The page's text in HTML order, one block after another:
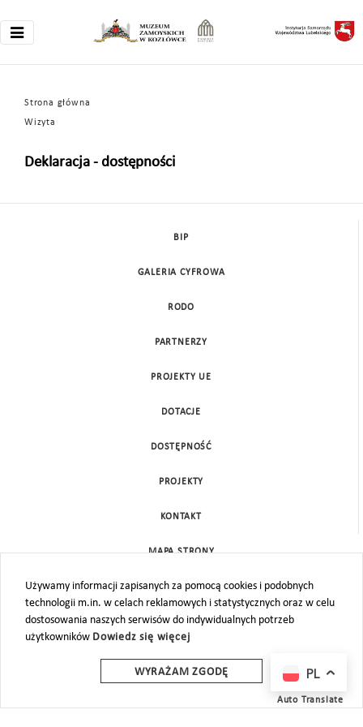
Strona główna
Wizyta
Deklaracja - dostępności
Używamy informacji zapisanych za pomocą cookies i podobnych
technologii m.in. w celach reklamowych i statystycznych oraz w celu
dostosowania naszych serwisów do indywidualnych potrzeb
użytkowników Dowiedz się więcej
WYRAŻAM ZGODĘ
BIP
GALERIA CYFROWA
RODO
PARTNERZY
PROJEKTY UE
DOTACJE
DOSTĘPNOŚĆ
PROJEKTY
KONTAKT
MAPA STRONY
PL
Auto Translate